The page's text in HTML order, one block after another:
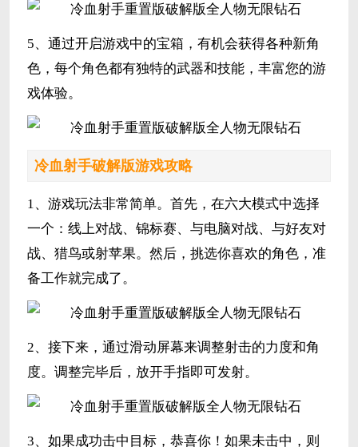
5、通过开启游戏中的宝箱，有机会获得各种新角
色，每个角色都有独特的武器和技能，丰富您的游
戏体验。
冷血射手破解版游戏攻略
1、游戏玩法非常简单。首先，在六大模式中选择
一个：线上对战、锦标赛、与电脑对战、与好友对
战、猎鸟或射苹果。然后，挑选你喜欢的角色，准
备工作就完成了。
2、接下来，通过滑动屏幕来调整射击的力度和角
度。调整完毕后，放开手指即可发射。
3、如果成功击中目标，恭喜你！如果未击中，则